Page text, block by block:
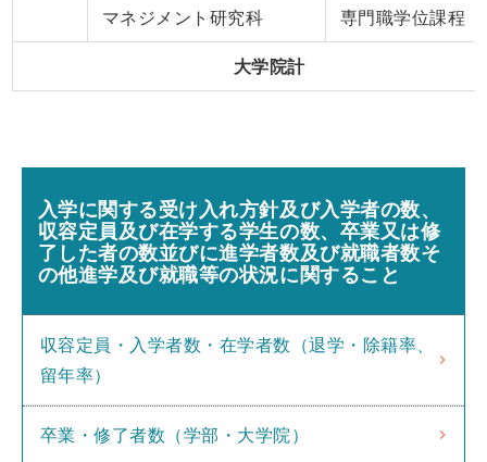
マネジメント研究科
専門職学位課程
大学院計
入学に関する受け入れ方針及び入学者の数、
収容定員及び在学する学生の数、卒業又は修
了した者の数並びに進学者数及び就職者数そ
の他進学及び就職等の状況に関すること
収容定員・入学者数・在学者数（退学・除籍率、
留年率）
卒業・修了者数（学部・大学院）